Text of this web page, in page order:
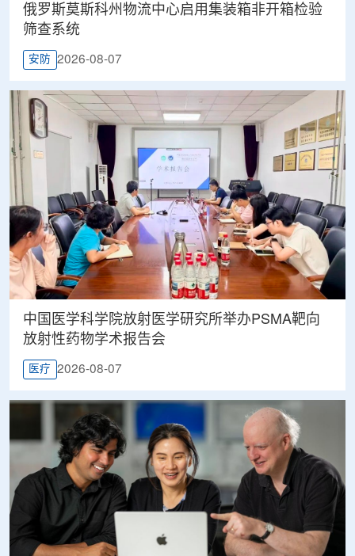
俄罗斯莫斯科州物流中心启用集装箱非开箱检验
筛查系统
安防 2026-08-07
中国医学科学院放射医学研究所举办PSMA靶向
放射性药物学术报告会
医疗 2026-08-07